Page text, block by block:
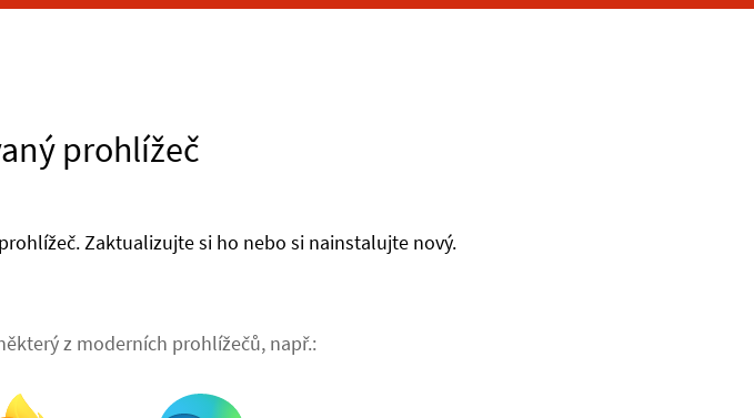
prohlížeč
Zaktualizujte si ho nebo si nainstalujte nový.
z moderních prohlížečů, např.: